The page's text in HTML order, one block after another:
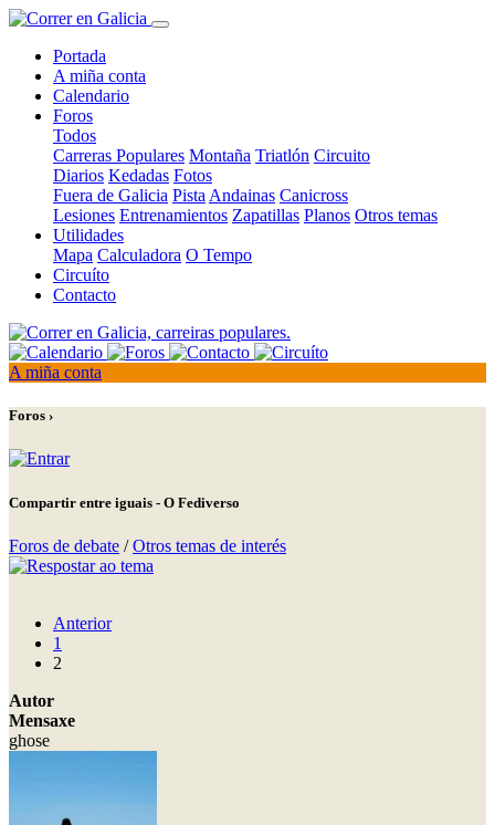
Portada
A miña conta
Calendario
Foros
Todos
Carreras Populares Montaña Triatlón Circuito
Diarios Kedadas Fotos
Fuera de Galicia Pista Andainas Canicross
Lesiones Entrenamientos Zapatillas Planos Otros temas
Utilidades
Mapa Calculadora O Tempo
Circuíto
Contacto
A miña conta
Foros ›
Compartir entre iguais - O Fediverso
Foros de debate /Otros temas de interés
Anterior
1
2
Autor
Mensaxe
ghose